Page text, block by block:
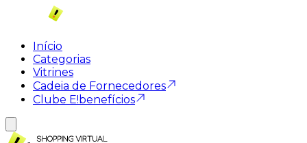
Início
Categorias
Vitrines
Cadeia de Fornecedores
Clube E!benefícios